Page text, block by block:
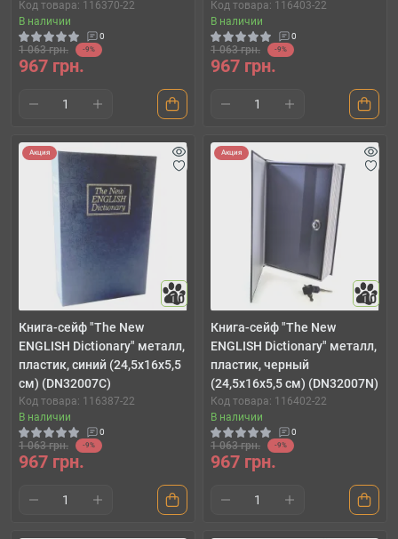
Код товара: 116370-22
В наличии
0
1 063 грн. -9%
967 грн.
Код товара: 116403-22
В наличии
0
1 063 грн. -9%
967 грн.
Акция
10
Книга-сейф "The New
ENGLISH Dictionary" металл,
пластик, синий (24,5х16х5,5
см) (DN32007C)
Код товара: 116387-22
В наличии
0
1 063 грн. -9%
967 грн.
Акция
10
Книга-сейф "The New
ENGLISH Dictionary" металл,
пластик, черный
(24,5х16х5,5 см) (DN32007N)
Код товара: 116402-22
В наличии
0
1 063 грн. -9%
967 грн.